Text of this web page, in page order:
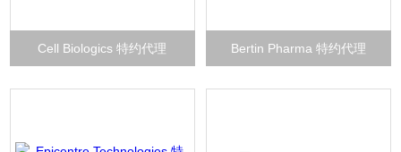
Cell Biologics 特约代理 Bertin Pharma 特约代理